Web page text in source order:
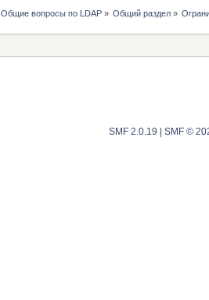
Общие вопросы по LDAP» Общий раздел»
SMF 2.0.19 SMF ©